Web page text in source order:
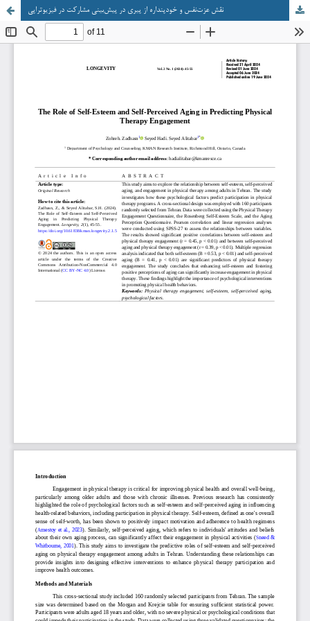
نقش عزت‌نفس و خودپنداره از پیری در پیش‌بینی مشارکت در فیزیوتراپی